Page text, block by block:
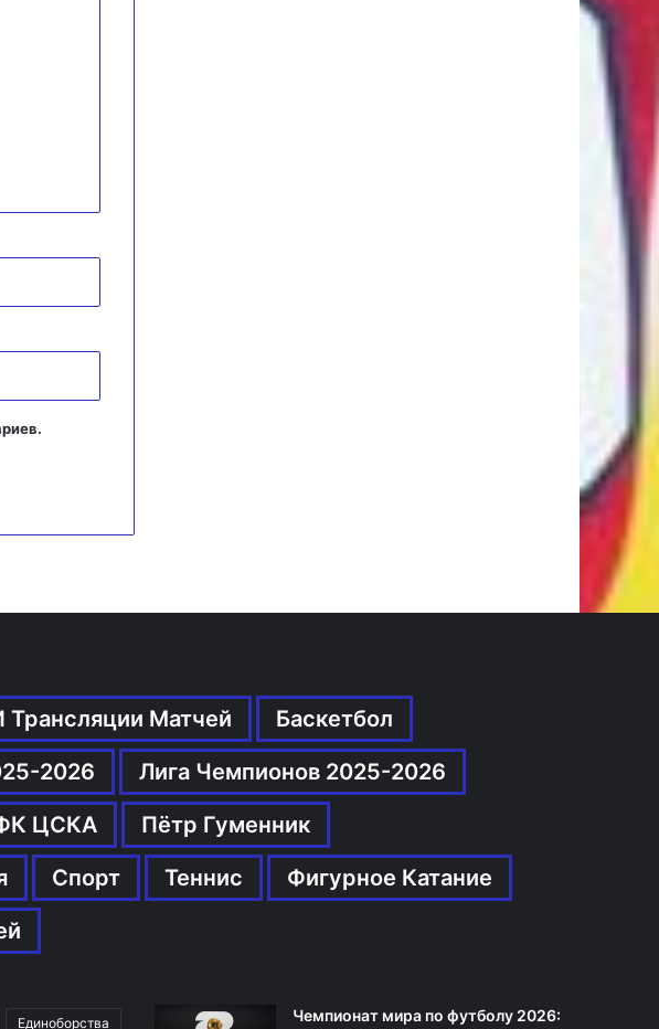
Матчей
Баскетбол
2026
Лига Чемпионов 2025-2026
ЦСКА
Пётр Гуменник
Спорт Теннис
Фигурное Катание
Единоборства
Чемпионат мира по футболу 2026: